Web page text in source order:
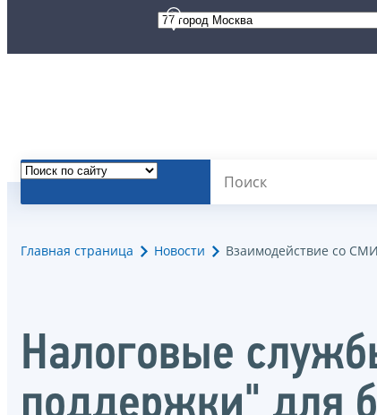
Главная страница Новости Взаимодействие со СМИ
Налоговые